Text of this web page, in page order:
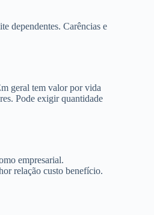
dependentes. Carências e
geral tem valor por vida
Pode exigir quantidade
empresarial.
relação custo benefício.